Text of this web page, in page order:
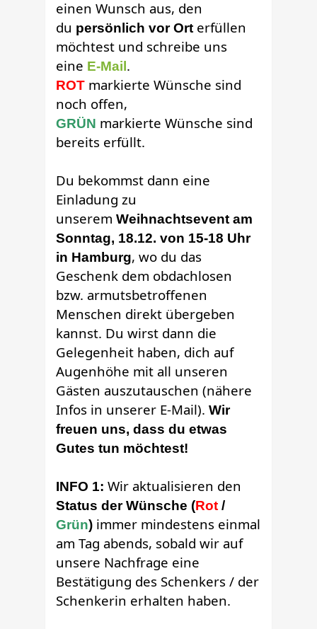
einen Wunsch aus, den
du persönlich vor Ort erfüllen
möchtest und schreibe uns
eine E-Mail .
ROT markierte Wünsche sind
noch offen,
GRÜN markierte Wünsche sind
bereits erfüllt.
Du bekommst dann eine
Einladung zu
unseremWeihnachtsevent am
Sonntag, 18.12. von 15-18 Uhr
in Hamburg, wo du das
Geschenk dem obdachlosen
bzw. armutsbetroffenen
Menschen direkt übergeben
kannst. Du wirst dann die
Gelegenheit haben, dich auf
Augenhöhe mit all unseren
Gästen auszutauschen (nähere
Infos in unserer E-Mail).Wir
freuen uns, dass du etwas
Gutes tun möchtest!
INFO 1:Wir aktualisieren den
Status der Wünsche (Rot /
Grün) immer mindestens einmal
am Tag abends, sobald wir auf
unsere Nachfrage eine
Bestätigung des Schenkers / der
Schenkerin erhalten haben.